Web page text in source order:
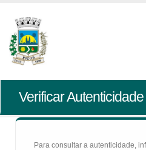
Verificar
Para consultar a autenticidade,